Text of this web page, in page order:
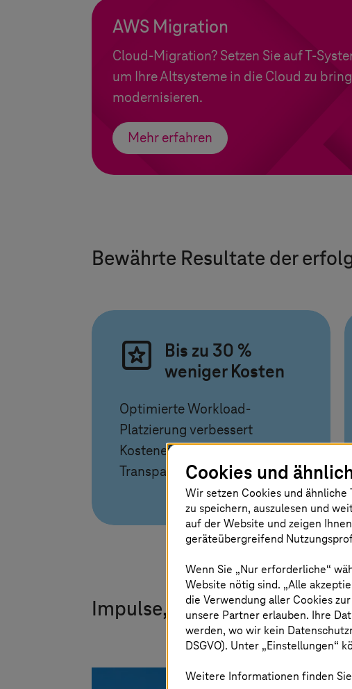
AWS Migration
Cloud-Migration? Setzen Sie aufT-
um Ihre Altsysteme in die Cloud zu
modernisieren.
Mehr erfahren
Bewährte Resultate der
Bis zu 30 %
weniger Kosten
Optimierte Workload-
Platzierung verbessert
Kosteneffizienz und
Transparenz
Impulse, die Ihr Business
Cookies und
Wir setzen Cookies und
zu speichern, auszulesen und
auf der Website und zeigen
geräteübergreifend
Wenn Sie „Nur erforderliche“
Website nötig sind. „Alle
die Verwendung aller Cookies
unsere Partner erlauben. Ihre
werden, wo wir kein
DSGVO). Unter „Einstellungen“
Weitere Informationen finden